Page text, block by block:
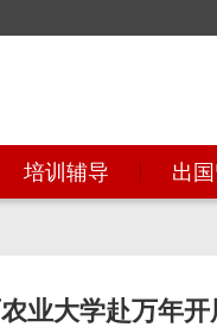
培训辅导 出
业大学赴万年开